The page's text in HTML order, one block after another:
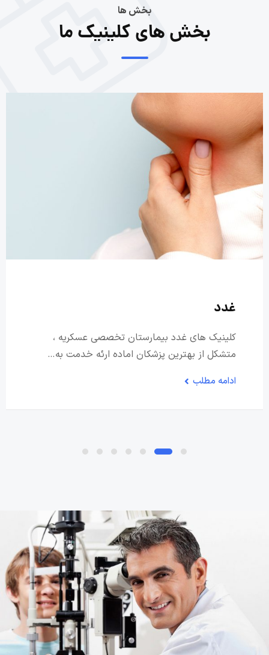
بخش ها
بخش های کلینیک ما
غدد
کلینیک های غدد بیمارستان تخصصی عسکریه ،
متشکل از بهترین پزشکان اماده ارئه خدمت به…
ادامه مطلب